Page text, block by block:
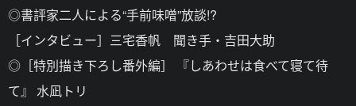
◎書評家二人による“手前味噌”放談!?
［インタビュー］三宅香帆 聞き手・吉田大助
◎［特別描き下ろし番外編］ 『しあわせは食べて寝て待
て』 水凪トリ